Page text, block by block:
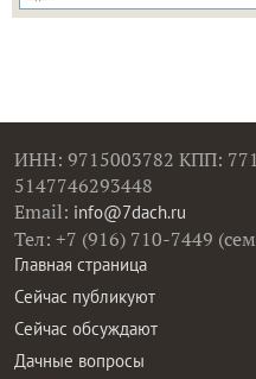
ИНН: 9715003782 КПП:
5147746293448
Email: info@7dach.ru
Тел: +7 (916) 710-7449
Главная страница
Сейчас публикуют
Сейчас обсуждают
Дачные вопросы